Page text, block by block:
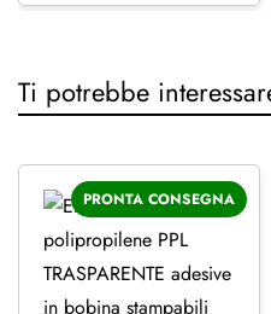
Ti potrebbe
PRONTA CONSEGNA